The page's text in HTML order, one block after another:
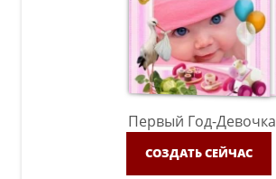
Первый Год-Девочка
СОЗДАТЬ СЕЙЧАС